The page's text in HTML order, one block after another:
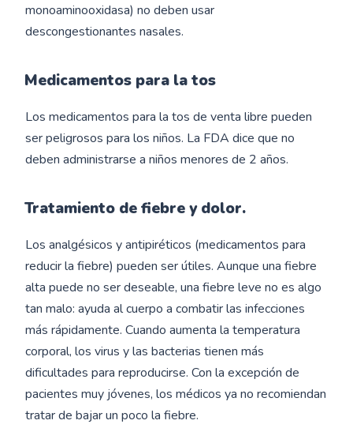
monoaminooxidasa) no deben usar
descongestionantes nasales.
Medicamentos para la tos
Los medicamentos para la tos de venta libre pueden
ser peligrosos para los niños. La FDA dice que no
deben administrarse a niños menores de 2 años.
Tratamiento de fiebre y dolor.
Los analgésicos y antipiréticos (medicamentos para
reducir la fiebre) pueden ser útiles. Aunque una fiebre
alta puede no ser deseable, una fiebre leve no es algo
tan malo: ayuda al cuerpo a combatir las infecciones
más rápidamente. Cuando aumenta la temperatura
corporal, los virus y las bacterias tienen más
dificultades para reproducirse. Con la excepción de
pacientes muy jóvenes, los médicos ya no recomiendan
tratar de bajar un poco la fiebre.